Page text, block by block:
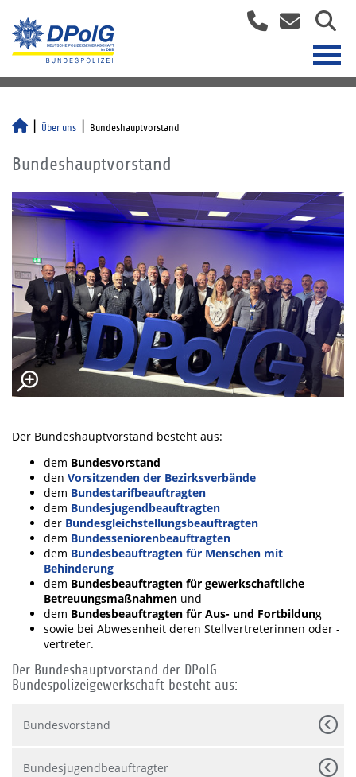
Über uns Bundeshauptvorstand
Bundeshauptvorstand
Der Bundeshauptvorstand besteht aus:
dem Bundesvorstand
den Vorsitzenden der Bezirksverbände
dem Bundestarifbeauftragten
dem Bundesjugendbeauftragten
der Bundesgleichstellungsbeauftragten
dem Bundesseniorenbeauftragten
dem Bundesbeauftragten für Menschen mit
Behinderung
dem Bundesbeauftragten für gewerkschaftliche
Betreuungsmaßnahmen und
dem Bundesbeauftragten für Aus- und Fortbildung
sowie bei Abwesenheit deren Stellvertreterinnen oder -
vertreter.
Der Bundeshauptvorstand der DPolG
Bundespolizeigewerkschaft besteht aus:
Bundesvorstand
Bundesjugendbeauftragter